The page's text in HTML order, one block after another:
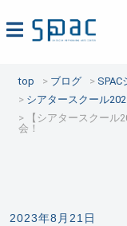
top ブログ
シアタースクール
【シアタースクー
会！
2023年8月21日